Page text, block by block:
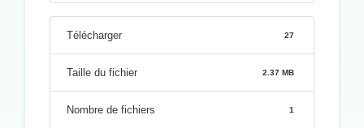
Télécharger 27
Taille du fichier 2.37 MB
Nombre de fichiers 1